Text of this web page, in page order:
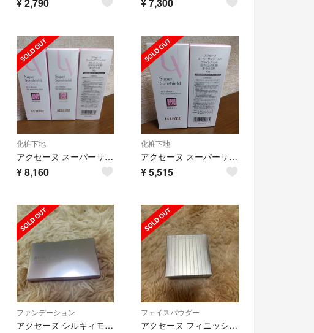
¥2,790 ¥7,300
化粧下地
アクセーヌ スーパーサンシールド ブライトフィット 40g 3点
¥8,160
化粧下地
アクセーヌ スーパーサンシールド ブライトフィット 40g 2点
¥5,515
ファンデーション
アクセーヌ シルキィモイスチュア ファンデーション N リフィル O10(1コ入)
フェイスパウダー
アクセーヌ フィニッシングパウダー PV リフィル クリア(35g)